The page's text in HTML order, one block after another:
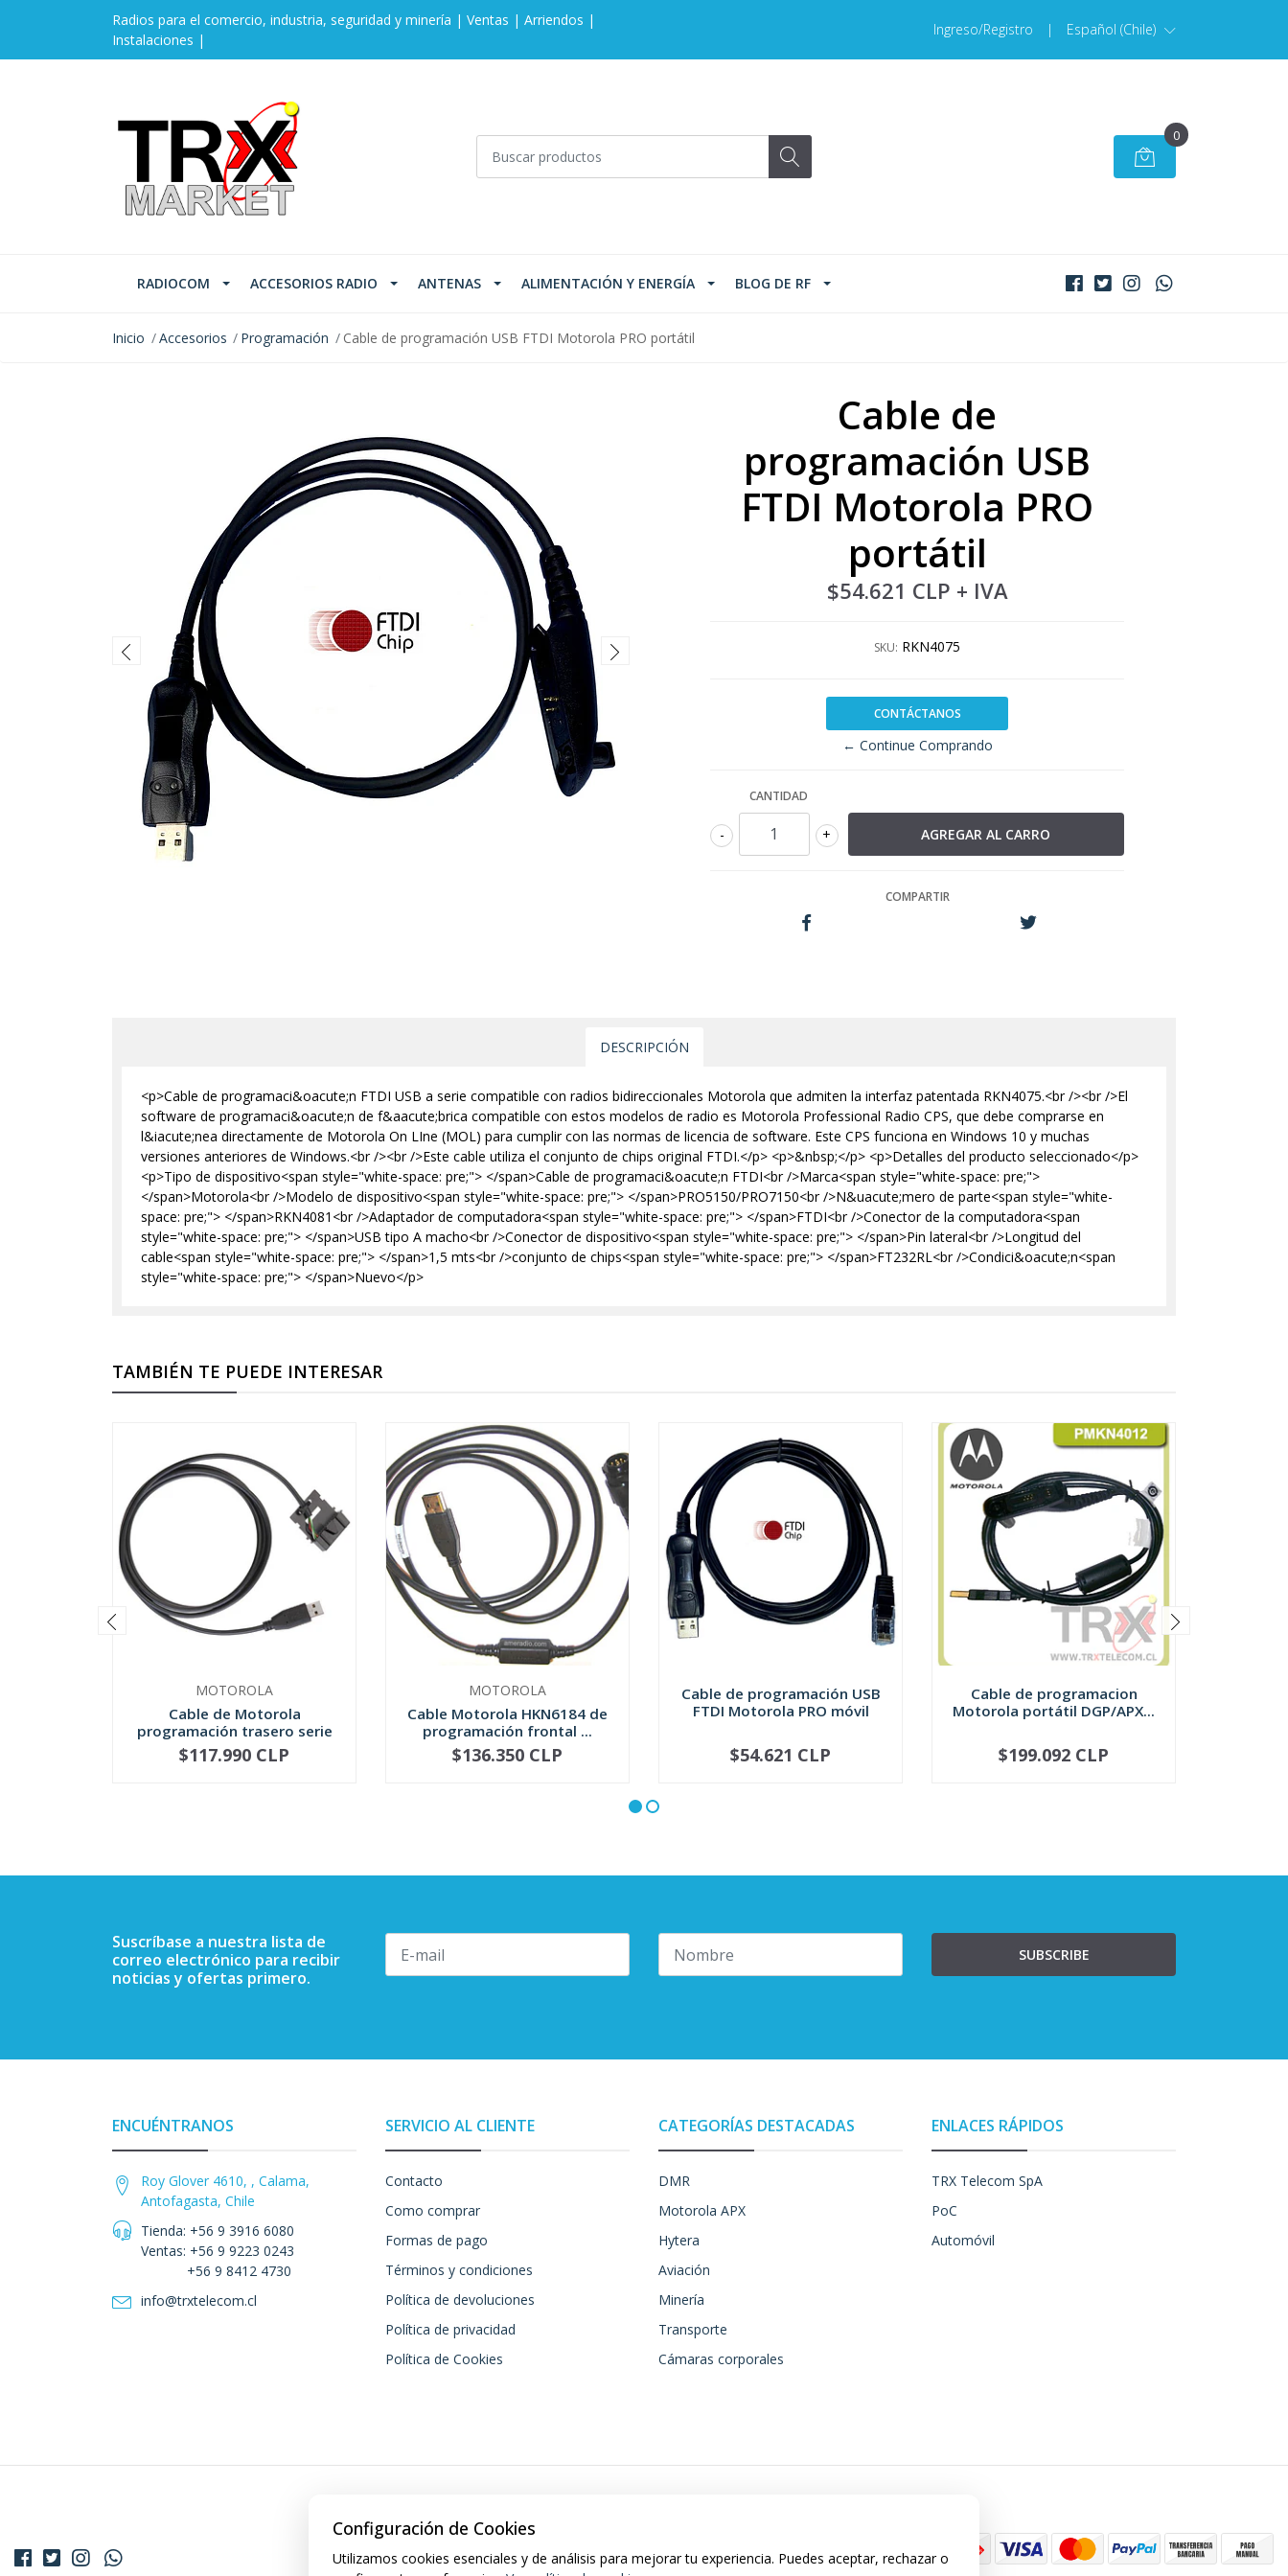
Radios para el comercio, industria, seguridad y minería | Ventas | Arriendos |
Instalaciones |
Ingreso/Registro | Español (Chile)
0
RADIOCOM ACCESORIOS RADIO ANTENAS ALIMENTACIÓN Y ENERGÍA BLOG DE RF
Inicio Accesorios Programación Cable de programación USB FTDI Motorola PRO portátil
Cable de
programación USB
FTDI Motorola PRO
portátil
$54.621 CLP + IVA
SKU: RKN4075
CONTÁCTANOS
← Continue Comprando
CANTIDAD
+
-
COMPARTIR
DESCRIPCIÓN
<p>Cable de programaci&oacute;n FTDI USB a serie compatible con radios bidireccionales Motorola que admiten la interfaz patentada RKN4075.<br /><br />El
software de programaci&oacute;n de f&aacute;brica compatible con estos modelos de radio es Motorola Professional Radio CPS, que debe comprarse en
l&iacute;nea directamente de Motorola On LIne (MOL) para cumplir con las normas de licencia de software. Este CPS funciona en Windows 10 y muchas
versiones anteriores de Windows.<br /><br />Este cable utiliza el conjunto de chips original FTDI.</p> <p>&nbsp;</p> <p>Detalles del producto seleccionado</p>
<p>Tipo de dispositivo<span style="white-space: pre;"> </span>Cable de programaci&oacute;n FTDI<br />Marca<span style="white-space: pre;">
</span>Motorola<br />Modelo de dispositivo<span style="white-space: pre;"> </span>PRO5150/PRO7150<br />N&uacute;mero de parte<span style="white-
space: pre;"> </span>RKN4081<br />Adaptador de computadora<span style="white-space: pre;"> </span>FTDI<br />Conector de la computadora<span
style="white-space: pre;"> </span>USB tipo A macho<br />Conector de dispositivo<span style="white-space: pre;"> </span>Pin lateral<br />Longitud del
cable<span style="white-space: pre;"> </span>1,5 mts<br />conjunto de chips<span style="white-space: pre;"> </span>FT232RL<br />Condici&oacute;n<span
style="white-space: pre;"> </span>Nuevo</p>
TAMBIÉN TE PUEDE INTERESAR
MOTOROLA
Cable de Motorola
programación trasero serie
DE...
+
$117.990 CLP
MOTOROLA
Cable Motorola HKN6184 de
programación frontal ...
+
$136.350 CLP
Cable de programación USB
FTDI Motorola PRO móvil
+
$54.621 CLP
Cable de programacion
Motorola portátil DGP/APX...
+
$199.092 CLP
Suscríbase a nuestra lista de
correo electrónico para recibir
noticias y ofertas primero.
SUBSCRIBE
ENCUÉNTRANOS
Roy Glover 4610, , Calama,
Antofagasta, Chile
Tienda: +56 9 3916 6080
Ventas: +56 9 9223 0243
+56 9 8412 4730
info@trxtelecom.cl
SERVICIO AL CLIENTE
Contacto
Como comprar
Formas de pago
Términos y condiciones
Política de devoluciones
Política de privacidad
Política de Cookies
CATEGORÍAS DESTACADAS
DMR
Motorola APX
Hytera
Aviación
Minería
Transporte
Cámaras corporales
ENLACES RÁPIDOS
TRX Telecom SpA
PoC
Automóvil
Configuración de Cookies
Utilizamos cookies esenciales y de análisis para mejorar tu experiencia. Puedes aceptar, rechazar o